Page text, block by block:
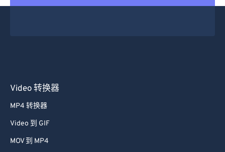
Video 转换器
MP4 转换器
Video 到 GIF
MOV 到 MP4